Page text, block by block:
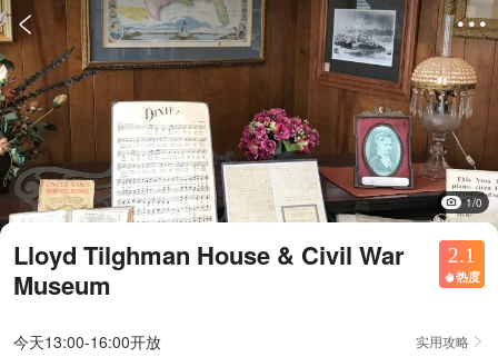
 
1/0
Lloyd Tilghman House & Civil War
Museum
2.1
 热度
今天13:00-16:00开放 实用攻略 